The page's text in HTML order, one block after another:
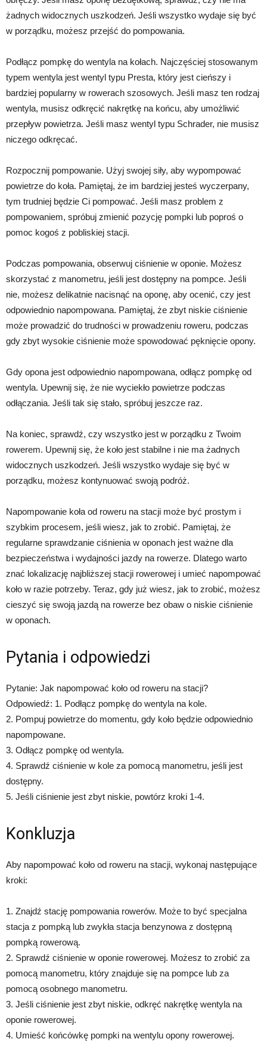
żadnych widocznych uszkodzeń. Jeśli wszystko wydaje się być
w porządku, możesz przejść do pompowania.
Podłącz pompkę do wentyla na kołach. Najczęściej stosowanym
typem wentyla jest wentyl typu Presta, który jest cieńszy i
bardziej popularny w rowerach szosowych. Jeśli masz ten rodzaj
wentyla, musisz odkręcić nakrętkę na końcu, aby umożliwić
przepływ powietrza. Jeśli masz wentyl typu Schrader, nie musisz
niczego odkręcać.
Rozpocznij pompowanie. Użyj swojej siły, aby wypompować
powietrze do koła. Pamiętaj, że im bardziej jesteś wyczerpany,
tym trudniej będzie Ci pompować. Jeśli masz problem z
pompowaniem, spróbuj zmienić pozycję pompki lub poproś o
pomoc kogoś z pobliskiej stacji.
Podczas pompowania, obserwuj ciśnienie w oponie. Możesz
skorzystać z manometru, jeśli jest dostępny na pompce. Jeśli
nie, możesz delikatnie nacisnąć na oponę, aby ocenić, czy jest
odpowiednio napompowana. Pamiętaj, że zbyt niskie ciśnienie
może prowadzić do trudności w prowadzeniu roweru, podczas
gdy zbyt wysokie ciśnienie może spowodować pęknięcie opony.
Gdy opona jest odpowiednio napompowana, odłącz pompkę od
wentyla. Upewnij się, że nie wyciekło powietrze podczas
odłączania. Jeśli tak się stało, spróbuj jeszcze raz.
Na koniec, sprawdź, czy wszystko jest w porządku z Twoim
rowerem. Upewnij się, że koło jest stabilne i nie ma żadnych
widocznych uszkodzeń. Jeśli wszystko wydaje się być w
porządku, możesz kontynuować swoją podróż.
Napompowanie koła od roweru na stacji może być prostym i
szybkim procesem, jeśli wiesz, jak to zrobić. Pamiętaj, że
regularne sprawdzanie ciśnienia w oponach jest ważne dla
bezpieczeństwa i wydajności jazdy na rowerze. Dlatego warto
znać lokalizację najbliższej stacji rowerowej i umieć napompować
koło w razie potrzeby. Teraz, gdy już wiesz, jak to zrobić, możesz
cieszyć się swoją jazdą na rowerze bez obaw o niskie ciśnienie
w oponach.
Pytania i odpowiedzi
Pytanie: Jak napompować koło od roweru na stacji?
Odpowiedź: 1. Podłącz pompkę do wentyla na kole.
2. Pompuj powietrze do momentu, gdy koło będzie odpowiednio
napompowane.
3. Odłącz pompkę od wentyla.
4. Sprawdź ciśnienie w kole za pomocą manometru, jeśli jest
dostępny.
5. Jeśli ciśnienie jest zbyt niskie, powtórz kroki 1-4.
Konkluzja
Aby napompować koło od roweru na stacji, wykonaj następujące
kroki:
1. Znajdź stację pompowania rowerów. Może to być specjalna
stacja z pompką lub zwykła stacja benzynowa z dostępną
pompką rowerową.
2. Sprawdź ciśnienie w oponie rowerowej. Możesz to zrobić za
pomocą manometru, który znajduje się na pompce lub za
pomocą osobnego manometru.
3. Jeśli ciśnienie jest zbyt niskie, odkręć nakrętkę wentyla na
oponie rowerowej.
4. Umieść końcówkę pompki na wentylu opony rowerowej.